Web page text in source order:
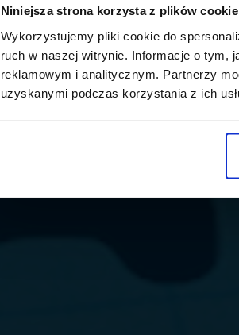
Niniejsza strona korzysta z plików cookie
Wykorzystujemy pliki cookie do
ruch w naszej witrynie. Informacje o tym,
reklamowym i analitycznym. Partnerzy
uzyskanymi podczas korzystania z ich